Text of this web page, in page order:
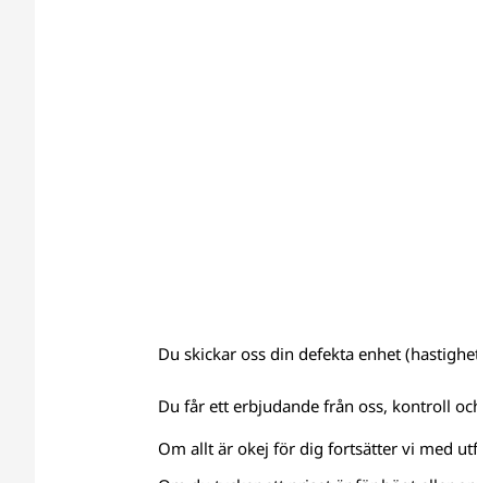
Du skickar oss din defekta enhet
Du får ett erbjudande från oss, kontroll
Om allt är okej för dig fortsätter vi med